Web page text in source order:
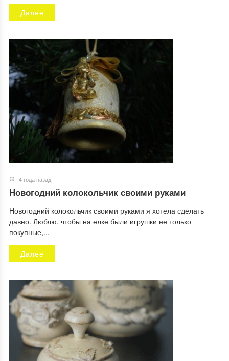
Далее
4 года назад
Новогодний колокольчик своими руками
Новогодний колокольчик своими руками я хотела сделать
давно. Люблю, чтобы на елке были игрушки не только
покупные,...
Далее